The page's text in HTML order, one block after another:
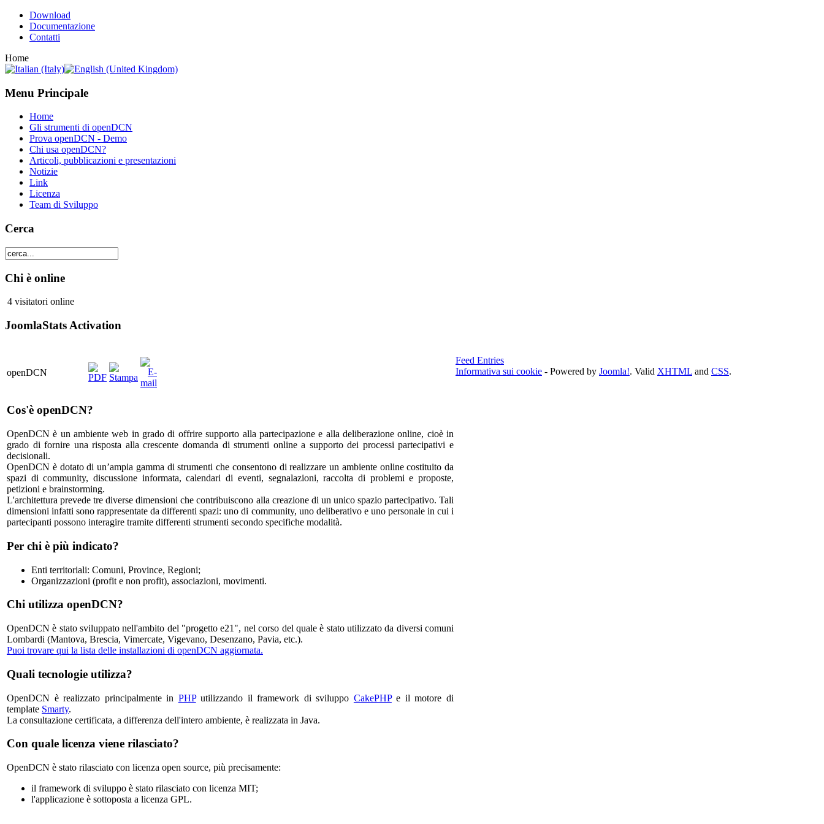
Download
Documentazione
Contatti
Home
Menu Principale
Home
Gli strumenti di openDCN
Prova openDCN - Demo
Chi usa openDCN?
Articoli, pubblicazioni e presentazioni
Notizie
Link
Licenza
Team di Sviluppo
Cerca
Chi è online
4 visitatori online
JoomlaStats Activation
openDCN
Cos'è openDCN?
OpenDCN è un ambiente web in grado di offrire supporto alla partecipazione e alla deliberazione online, cioè in
grado di fornire una risposta alla crescente domanda di strumenti online a supporto dei processi partecipativi e
decisionali.
OpenDCN è dotato di un’ampia gamma di strumenti che consentono di realizzare un ambiente online costituito da
spazi di community, discussione informata, calendari di eventi, segnalazioni, raccolta di problemi e proposte,
petizioni e brainstorming.
L'architettura prevede tre diverse dimensioni che contribuiscono alla creazione di un unico spazio partecipativo. Tali
dimensioni infatti sono rappresentate da differenti spazi: uno di community, uno deliberativo e uno personale in cui i
partecipanti possono interagire tramite differenti strumenti secondo specifiche modalità.
Per chi è più indicato?
Enti territoriali: Comuni, Province, Regioni;
Organizzazioni (profit e non profit), associazioni, movimenti.
Chi utilizza openDCN?
OpenDCN è stato sviluppato nell'ambito del "progetto e21", nel corso del quale è stato utilizzato da diversi comuni
Lombardi (Mantova, Brescia, Vimercate, Vigevano, Desenzano, Pavia, etc.).
Puoi trovare qui la lista delle installazioni di openDCN aggiornata.
Quali tecnologie utilizza?
OpenDCN è realizzato principalmente in PHPutilizzando il framework di sviluppo CakePHPe il motore di
template Smarty.
La consultazione certificata, a differenza dell'intero ambiente, è realizzata in Java.
Con quale licenza viene rilasciato?
OpenDCN è stato rilasciato con licenza open source, più precisamente:
il framework di sviluppo è stato rilasciato con licenza MIT;
l'applicazione è sottoposta a licenza GPL.
Feed Entries
Informativa sui cookie - Powered by Joomla!. Valid XHTML and CSS.